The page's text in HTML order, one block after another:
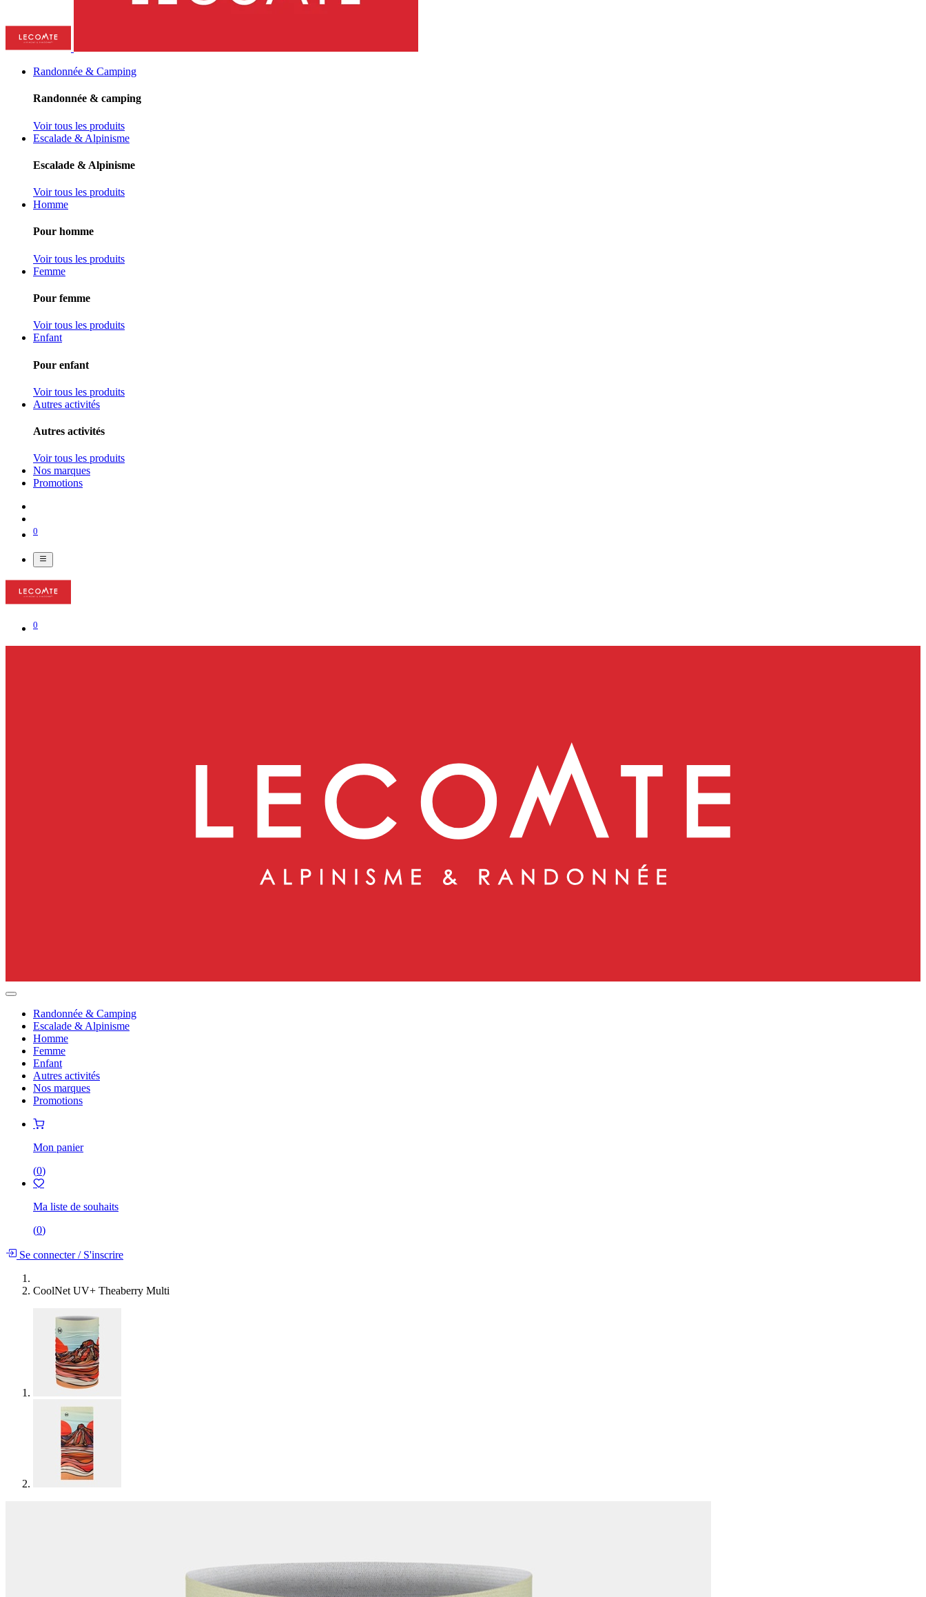
Randonnée & Camping
Randonnée & camping
Voir tous les produits
Escalade & Alpinisme
Escalade & Alpinisme
Voir tous les produits
Homme
Pour homme
Voir tous les produits
Femme
Pour femme
Voir tous les produits
Enfant
Pour enfant
Voir tous les produits
Autres activités
Autres activités
Voir tous les produits
Nos marques
Promotions
0
0
Randonnée & Camping
Escalade & Alpinisme
Homme
Femme
Enfant
Autres activités
Nos marques
Promotions
Mon panier
(0)
Ma liste de souhaits
(0)
Se connecter/S'inscrire
CoolNet UV+ Theaberry Multi